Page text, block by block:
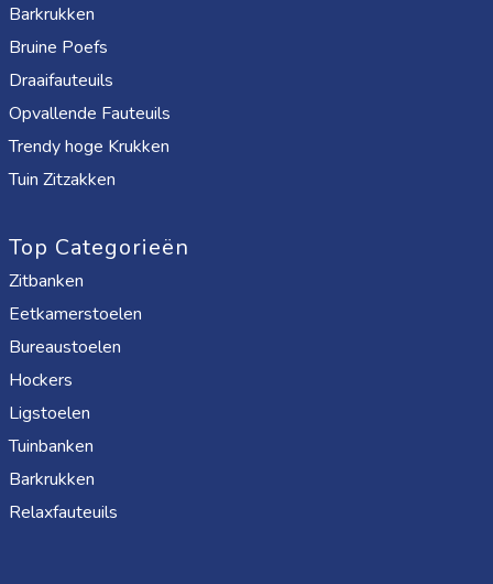
Barkrukken
Bruine Poefs
Draaifauteuils
Opvallende Fauteuils
Trendy hoge Krukken
Tuin Zitzakken
Top Categorieën
Zitbanken
Eetkamerstoelen
Bureaustoelen
Hockers
Ligstoelen
Tuinbanken
Barkrukken
Relaxfauteuils